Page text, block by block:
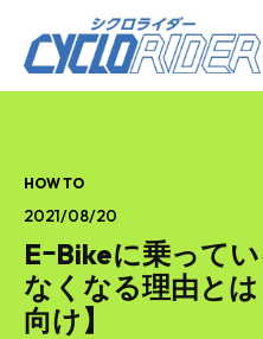
HOW TO
2021/08/20
EｰBikeに乗って
なくなる理由と
向け】